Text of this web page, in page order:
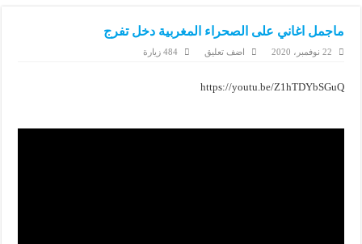
ماجمل اغاني على الصحراء المغربية دخل تفرج
22 نوفمبر، 2020 اضف تعليق 484 زيارة
https://youtu.be/Z1hTDYbSGuQ